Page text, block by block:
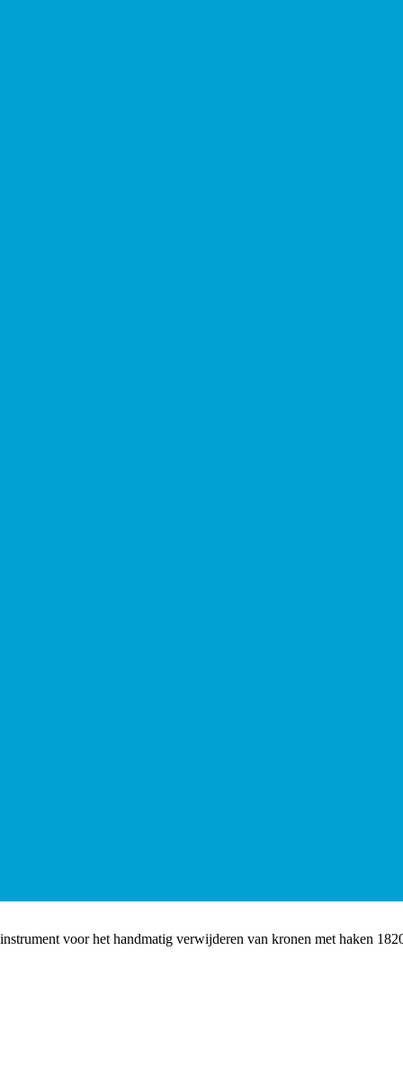
voor het handmatig verwijderen van kronen met haken